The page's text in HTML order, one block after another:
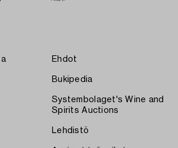
Ehdot
Bukipedia
Systembolaget's Wine and
Spirits Auctions
Lehdistö